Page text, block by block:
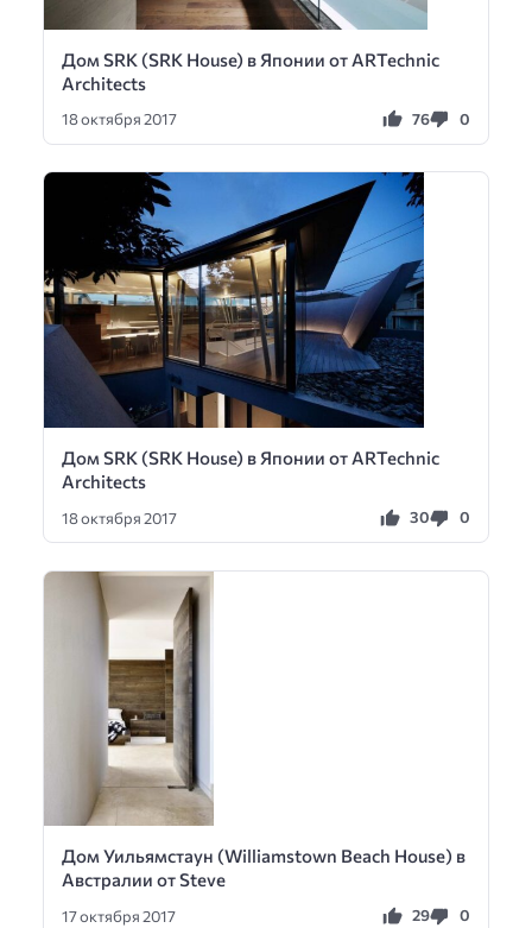
Дом SRK (SRK House) в Японии от ARTechnic
Architects
18 октября 2017 76 0
Дом SRK (SRK House) в Японии от ARTechnic
Architects
18 октября 2017 30 0
Дом Уильямстаун (Williamstown Beach House) в
Австралии от Steve
17 октября 2017 29 0